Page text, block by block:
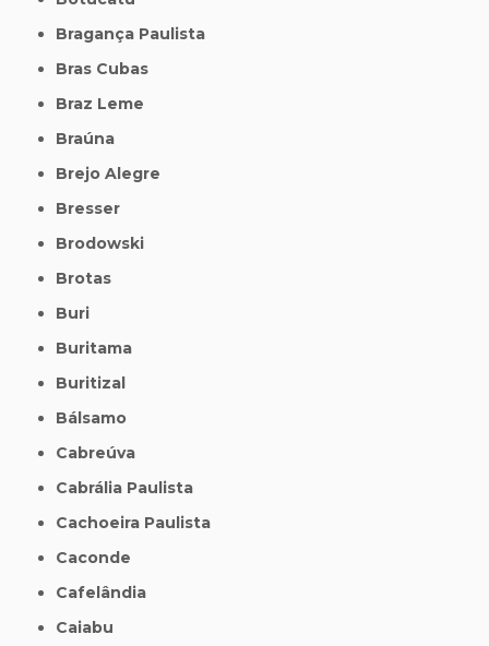
Bragança Paulista
Bras Cubas
Braz Leme
Braúna
Brejo Alegre
Bresser
Brodowski
Brotas
Buri
Buritama
Buritizal
Bálsamo
Cabreúva
Cabrália Paulista
Cachoeira Paulista
Caconde
Cafelândia
Caiabu